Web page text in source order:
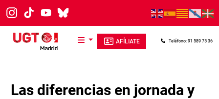
Pasar al contenido principal
AFÍLIATE Teléfono: 91 589 75 36
Las diferencias en jornada y